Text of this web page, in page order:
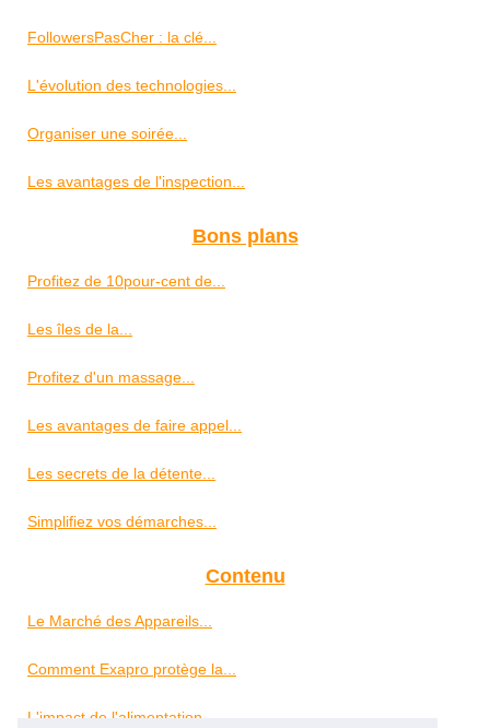
FollowersPasCher : la clé...
L'évolution des technologies...
Organiser une soirée...
Les avantages de l'inspection...
Bons plans
Profitez de 10pour-cent de...
Les îles de la...
Profitez d'un massage...
Les avantages de faire appel...
Les secrets de la détente...
Simplifiez vos démarches...
Contenu
Le Marché des Appareils...
Comment Exapro protège la...
L'impact de l'alimentation...